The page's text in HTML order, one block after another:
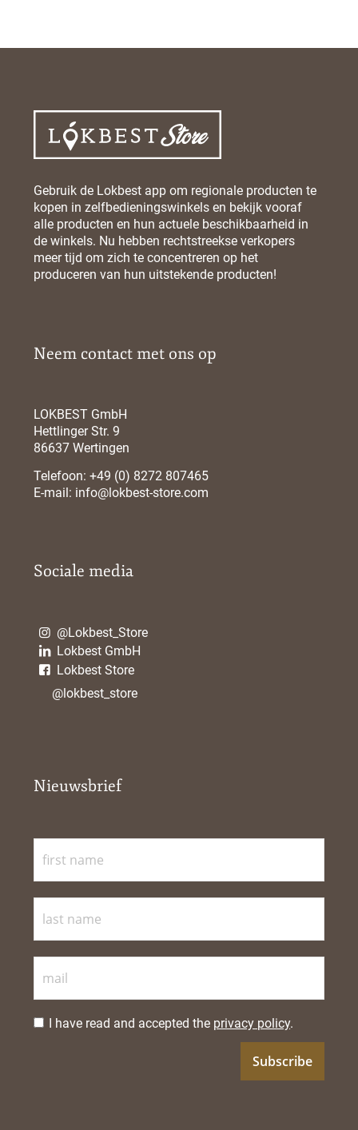
Gebruik de Lokbest app om regionale producten te
kopen in zelfbedieningswinkels en bekijk vooraf
alle producten en hun actuele beschikbaarheid in
de winkels. Nu hebben rechtstreekse verkopers
meer tijd om zich te concentreren op het
produceren van hun uitstekende producten!
Neem contact met ons op
LOKBEST GmbH
Hettlinger Str. 9
86637 Wertingen
Telefoon:+49 (0) 8272 807465
E-mail: info@lokbest-store.com
Sociale media
@Lokbest_Store
Lokbest GmbH
Lokbest Store
@lokbest_store
Nieuwsbrief
I have read and accepted the privacy policy.